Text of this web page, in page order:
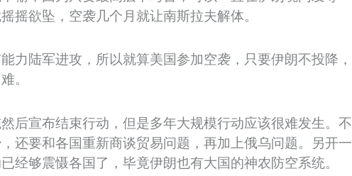
摇欲坠，空袭几个月就让南斯拉夫解体。
力陆军进攻，所以就算美国参加空袭，只要伊朗不投降，
。
后宣布结束行动，但是多年大规模行动应该很难发生。不
还要和各国重新商谈贸易问题，再加上俄乌问题。另开一
经够震慑各国了，毕竟伊朗也有大国的神农防空系统。